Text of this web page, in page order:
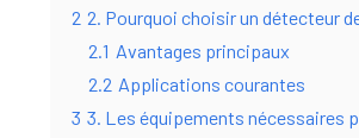
2 2. Pourquoi choisir un détecteur
2.1 Avantages principaux
2.2 Applications courantes
3 3. Les équipements nécessaires